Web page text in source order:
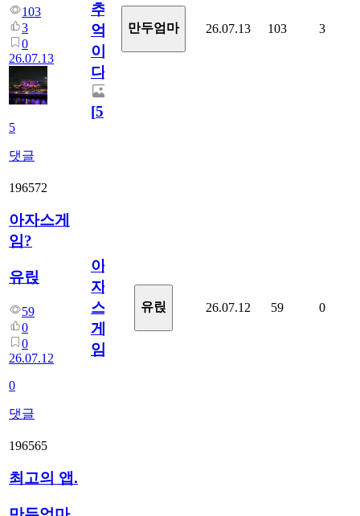
103
3
0
26.07.13
5
댓글
추
억
이
다.
[5]
만두엄마 26.07.13 103 3
196572
아자스게
임?
유릱
59
0
0
26.07.12
0
댓글
아
자
스
게
임?
유릱 26.07.12 59 0
196565
최고의 앱.